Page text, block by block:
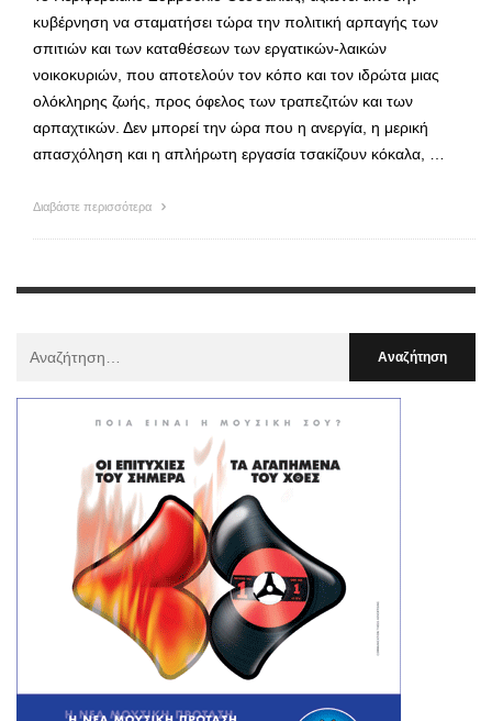
κυβέρνηση να σταματήσει τώρα την πολιτική αρπαγής των
σπιτιών και των καταθέσεων των εργατικών-λαικών
νοικοκυριών, που αποτελούν τον κόπο και τον ιδρώτα μιας
ολόκληρης ζωής, προς όφελος των τραπεζιτών και των
αρπαχτικών. Δεν μπορεί την ώρα που η ανεργία, η μερική
απασχόληση και η απλήρωτη εργασία τσακίζουν κόκαλα, …
Διαβάστε περισσότερα
: